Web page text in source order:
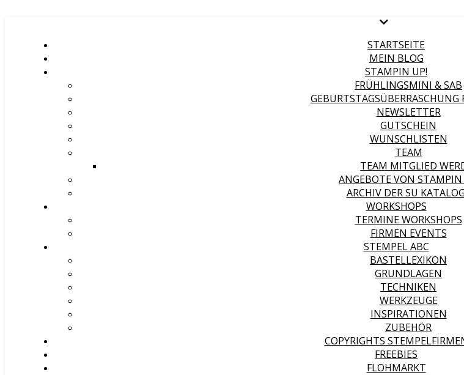
STARTSEITE
MEIN BLOG
STAMPIN UP!
FRÜHLINGSMINI & SAB
GEBURTSTAGSÜBERRASCHUNG
NEWSLETTER
GUTSCHEIN
WUNSCHLISTEN
TEAM
TEAM MITGLIED
ANGEBOTE VON STAMPIN
ARCHIV DER SU
WORKSHOPS
TERMINE WORKSHOPS
FIRMEN EVENTS
STEMPEL ABC
BASTELLEXIKON
GRUNDLAGEN
TECHNIKEN
WERKZEUGE
INSPIRATIONEN
ZUBEHÖR
COPYRIGHTS
FREEBIES
FLOHMARKT